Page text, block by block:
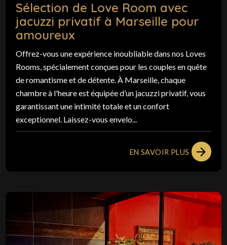
Sélection de Love Room avec
jacuzzi privatif à Marseille pour
amoureux
Offrez-vous une expérience inoubliable dans nos Loves
Rooms, spécialement conçues pour les couples en quête
de romantisme et de détente. À Marseille, chaque
chambre à l'heure est équipée d’un jacuzzi privatif, vous
garantissant une intimité totale et un confort
exceptionnel. Laissez-vous envelo...
EN SAVOIR PLUS